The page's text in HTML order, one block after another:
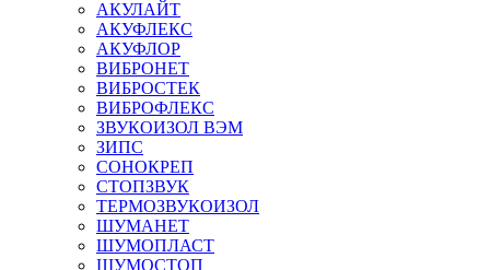
АКУЛАЙТ
АКУФЛЕКС
АКУФЛОР
ВИБРОНЕТ
ВИБРОСТЕК
ВИБРОФЛЕКС
ЗВУКОИЗОЛ ВЭМ
ЗИПС
СОНОКРЕП
СТОПЗВУК
ТЕРМОЗВУКОИЗОЛ
ШУМАНЕТ
ШУМОПЛАСТ
ШУМОСТОП